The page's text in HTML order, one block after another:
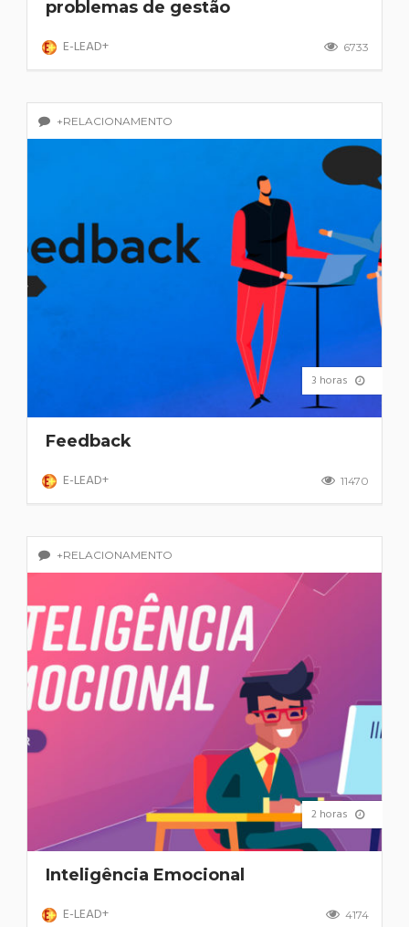
problemas de gestão
E-LEAD+ 6733
+RELACIONAMENTO
3 horas
Feedback
E-LEAD+ 11470
+RELACIONAMENTO
2 horas
Inteligência Emocional
E-LEAD+ 4174